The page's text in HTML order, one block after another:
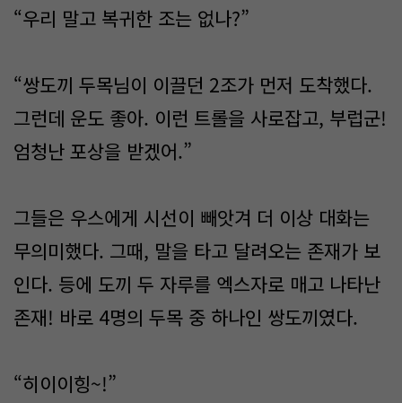
“우리 말고 복귀한 조는 없나?”
“쌍도끼 두목님이 이끌던 2조가 먼저 도착했다.
그런데 운도 좋아. 이런 트롤을 사로잡고, 부럽군!
엄청난 포상을 받겠어.”
그들은 우스에게 시선이 빼앗겨 더 이상 대화는
무의미했다. 그때, 말을 타고 달려오는 존재가 보
인다. 등에 도끼 두 자루를 엑스자로 매고 나타난
존재! 바로 4명의 두목 중 하나인 쌍도끼였다.
“히이이힝~!”